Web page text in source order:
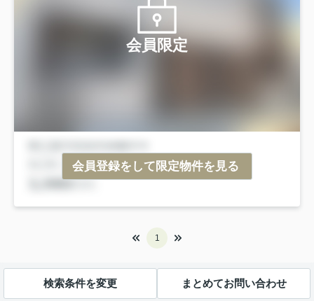
会員限定
会員登録をして限定物件を見る
1
検索条件を変更 まとめてお問い合わせ